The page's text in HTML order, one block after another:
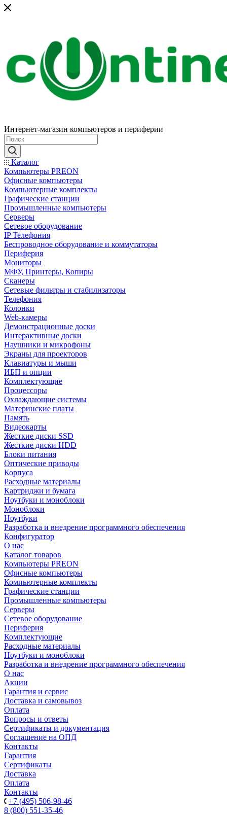
Интернет-магазин компьютеров и периферии
Каталог
Компьютеры PREON
Офисные компьютеры
Компьютерные комплекты
Графические станции
Промышленные компьютеры
Серверы
Сетевое оборудование
IP Телефония
Беспроводное оборудование и коммутаторы
Периферия
Мониторы
МФУ, Принтеры, Копиры
Сканеры
Сетевые фильтры и стабилизаторы
Телефония
Колонки
Web-камеры
Демонстрационные доски
Интерактивные доски
Наушники и микрофоны
Экраны для проекторов
Клавиатуры и мыши
ИБП и опции
Комплектующие
Процессоры
Охлаждающие системы
Материнские платы
Память
Видеокарты
Жесткие диски SSD
Жесткие диски HDD
Блоки питания
Оптические приводы
Корпуса
Расходные материалы
Картриджи и бумага
Ноутбуки и моноблоки
Моноблоки
Ноутбуки
Разработка и внедрение программного обеспечения
Конфигуратор
О нас
Каталог товаров
Компьютеры PREON
Офисные компьютеры
Компьютерные комплекты
Графические станции
Промышленные компьютеры
Серверы
Сетевое оборудование
Периферия
Комплектующие
Расходные материалы
Ноутбуки и моноблоки
Разработка и внедрение программного обеспечения
О нас
Акции
Гарантия и сервис
Доставка и самовывоз
Оплата
Вопросы и ответы
Сертификаты и документация
Соглашение на ОПД
Контакты
Гарантия
Сертификаты
Доставка
Оплата
Контакты
+7 (495) 506-98-46
8 (800) 551-35-46